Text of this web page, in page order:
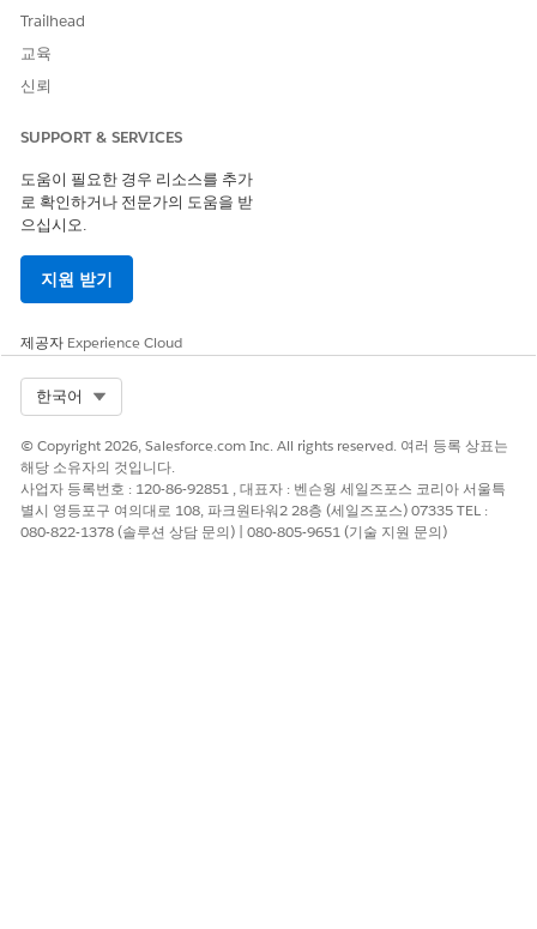
Trailhead
교육
신뢰
SUPPORT & SERVICES
도움이 필요한 경우 리소스를 추가
로 확인하거나 전문가의 도움을 받
으십시오.
지원 받기
제공자 Experience Cloud
한국어
© Copyright 2026, Salesforce.com Inc. All rights reserved. 여러 등록 상표는
해당 소유자의 것입니다.
사업자 등록번호 : 120-86-92851 , 대표자 : 벤슨웡 세일즈포스 코리아 서울특
별시 영등포구 여의대로 108, 파크원타워2 28층 (세일즈포스) 07335 TEL :
080-822-1378 (솔루션 상담 문의) | 080-805-9651 (기술 지원 문의)